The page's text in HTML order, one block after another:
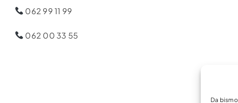
Da
062 99 11 99
062 00 33 55